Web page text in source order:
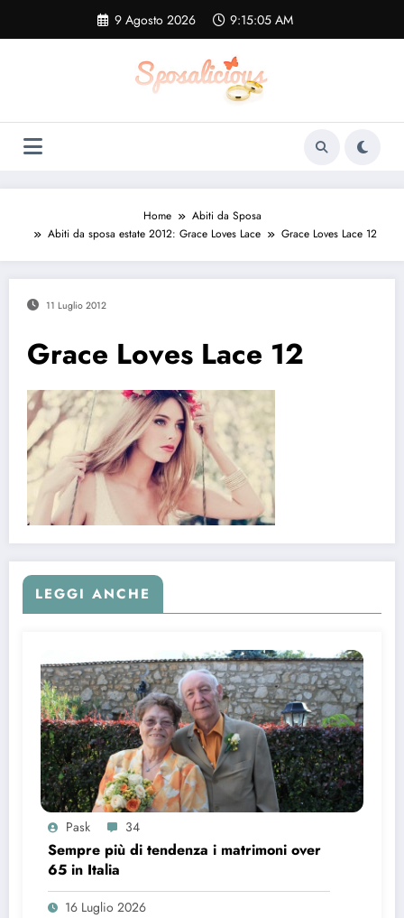
contenuto
9 Agosto 2026 9:15:06 AM
Home
Abiti da Sposa
Abiti da sposa estate 2012: Grace Loves Lace
Grace Loves Lace 12
11 Luglio 2012
Grace Loves Lace 12
LEGGI ANCHE
Pask 34
Sempre più di tendenza i matrimoni over
65 in Italia
16 Luglio 2026